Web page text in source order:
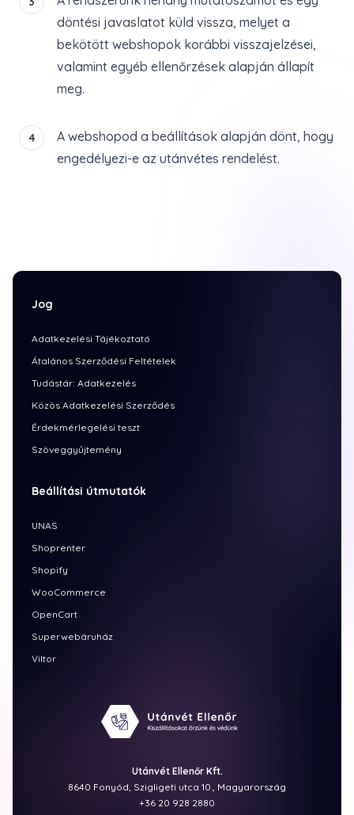
döntési javaslatot küld vissza, melyet a
bekötött webshopok korábbi visszajelzései,
valamint egyéb ellenőrzések alapján állapít
meg.
4
A webshopod a beállítások alapján dönt, hogy
engedélyezi-e az utánvétes rendelést.
Utánvét Ellenőr Kft.
8640 Fonyód, Szigligeti utca 10., Magyarország
+36 20 928 2880
Jog
Adatkezelési Tájékoztató
Átalános Szerződési Feltételek
Tudástár: Adatkezelés
Közös Adatkezelési Szerződés
Érdekmérlegelési teszt
Szöveggyűjtemény
Beállítási útmutatók
UNAS
Shoprenter
Shopify
WooCommerce
OpenCart
Superwebáruház
Viltor